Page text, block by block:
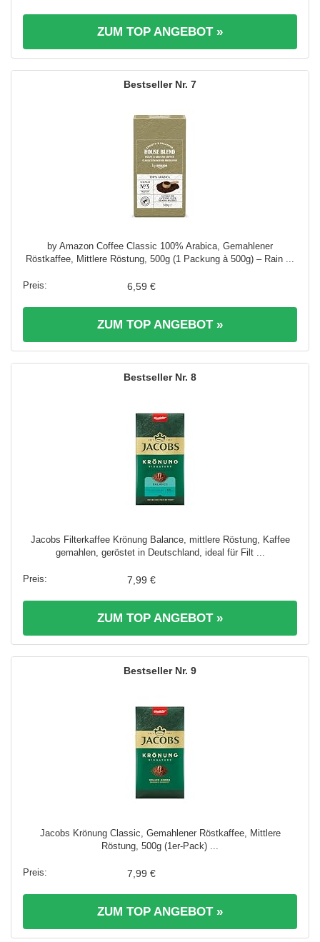
ZUM TOP ANGEBOT »
7
by Amazon Coffee Classic 100% Arabica, Gemahlener
Röstkaffee, Mittlere Röstung, 500g (1 Packung à 500g) – Rain ...
6,59 €
ZUM TOP ANGEBOT »
8
Jacobs Filterkaffee Krönung Balance, mittlere Röstung, Kaffee
gemahlen, geröstet in Deutschland, ideal für Filt ...
7,99 €
ZUM TOP ANGEBOT »
9
Jacobs Krönung Classic, Gemahlener Röstkaffee, Mittlere
Röstung, 500g (1er-Pack) ...
7,99 €
ZUM TOP ANGEBOT »